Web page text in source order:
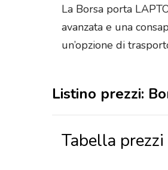
La Borsa porta
avanzata e una
un’opzione di
Listino prezzi:
Tabella